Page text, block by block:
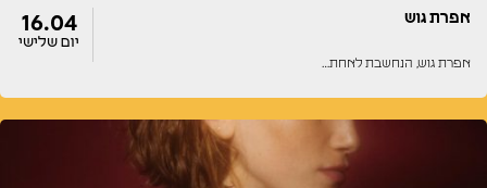
אפרת גוש
אפרת גוש, הנחשבת לאחת…
16.04
יום שלישי
דלתות
הופעה